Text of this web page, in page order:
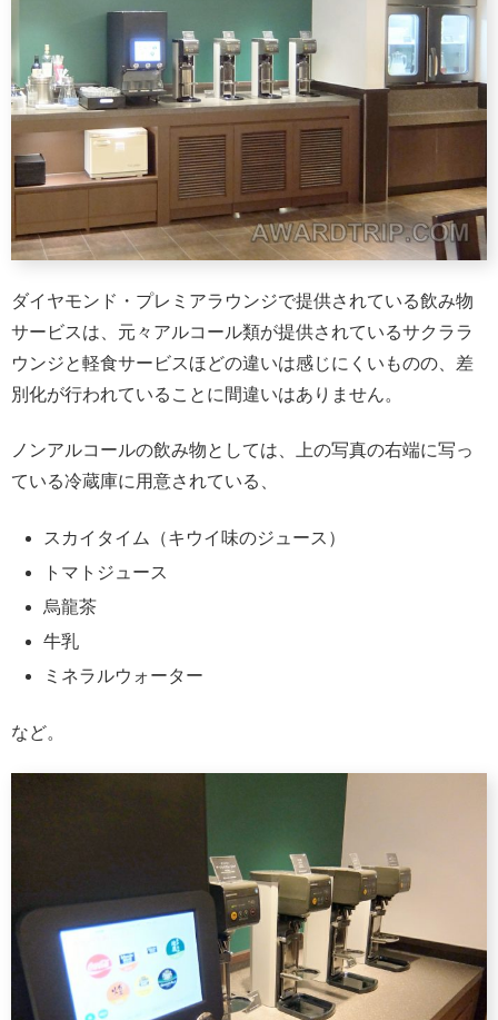
ダイヤモンド・プレミアラウンジで提供されている飲み物
サービスは、元々アルコール類が提供されているサクララ
ウンジと軽食サービスほどの違いは感じにくいものの、差
別化が行われていることに間違いはありません。
ノンアルコールの飲み物としては、上の写真の右端に写っ
ている冷蔵庫に用意されている、
スカイタイム（キウイ味のジュース）
トマトジュース
烏龍茶
牛乳
ミネラルウォーター
など。